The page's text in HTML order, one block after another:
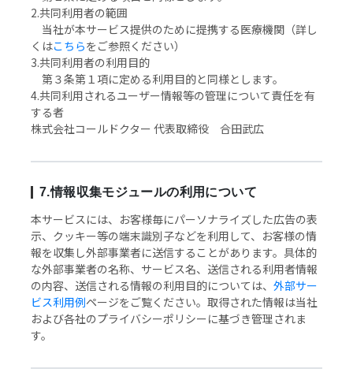
2.共同利用者の範囲
当社が本サービス提供のために提携する医療機関（詳し
くはこちらをご参照ください）
3.共同利用者の利用目的
第３条第１項に定める利用目的と同様とします。
4.共同利用されるユーザー情報等の管理について責任を有
する者
株式会社コールドクター 代表取締役 合田武広
7.情報収集モジュールの利用について
本サービスには、お客様毎にパーソナライズした広告の表
示、クッキー等の端末識別子などを利用して、お客様の情
報を収集し外部事業者に送信することがあります。具体的
な外部事業者の名称、サービス名、送信される利用者情報
の内容、送信される情報の利用目的については、 外部サー
ビス利用例ページをご覧ください。取得された情報は当社
および各社のプライバシーポリシーに基づき管理されま
す。